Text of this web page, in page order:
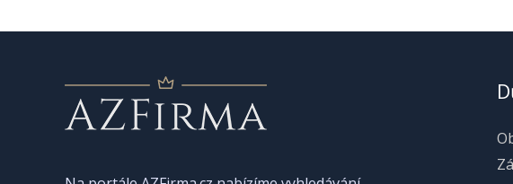
pro
příspěvek